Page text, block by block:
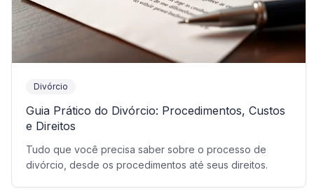
Divórcio
Guia Prático do Divórcio: Procedimentos, Custos
e Direitos
Tudo que você precisa saber sobre o processo de
divórcio, desde os procedimentos até seus direitos.